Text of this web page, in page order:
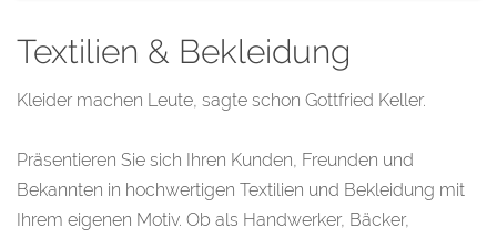
Textilien & Bekleidung
Kleider machen Leute, sagte schon Gottfried Keller.
Präsentieren Sie sich Ihren Kunden, Freunden und
Bekannten in hochwertigen Textilien und Bekleidung mit
Ihrem eigenen Motiv. Ob als Handwerker, Bäcker,